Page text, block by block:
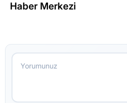
Haber Merkezi